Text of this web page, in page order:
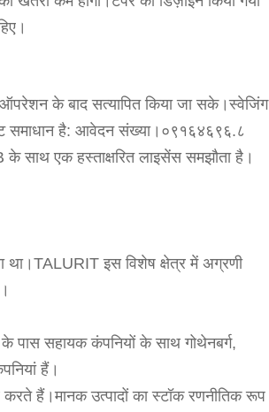
ऑपरेशन के बाद सत्यापित किया जा सके।स्वेजिंग
समाधान है: आवेदन संख्या।०९१६४६९६.८
एक हस्ताक्षरित लाइसेंस समझौता है।
था।TALURIT इस विशेष क्षेत्र में अग्रणी
के पास सहायक कंपनियों के साथ गोथेनबर्ग,
हैं।
हैं।मानक उत्पादों का स्टॉक रणनीतिक रूप